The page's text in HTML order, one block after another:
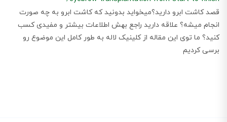
قصد کاشت ابرو دارید؟میخواید بدونید که کاشت ابرو به چه صورت
انجام میشه؟ علاقه دارید راجع بهش اطلاعات بیشتر و مفیدی کسب
کنید؟ ما توی این مقاله از کلینیک لاله به طور کامل این موضوع رو
برسی کردیم